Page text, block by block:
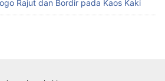
Rajut dan Bordir pada Kaos Kaki